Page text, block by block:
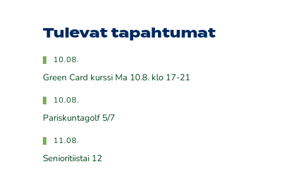
Tulevat tapahtumat
10.08.
Green Card kurssi Ma 10.8. klo 17-21
10.08.
Pariskuntagolf 5/7
11.08.
Senioritiistai 12